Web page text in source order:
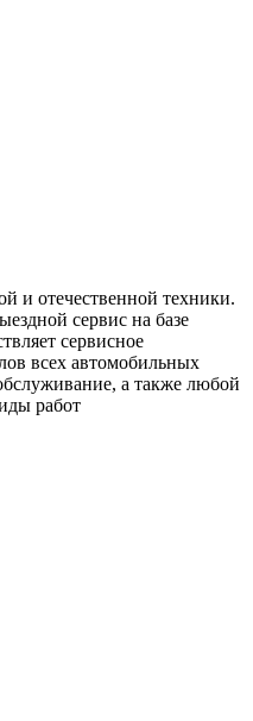
и отечественной техники.
сервис на базе
сервисное
всех автомобильных
а также любой
работ